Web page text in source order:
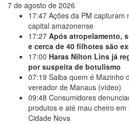
7 de agosto de 2026
17:47 Ações da PM capturam
capital amazonense
17:27 Após atropelamento,
e cerca de 40 filhotes são
17:00 Haras Nilton Lins já
por suspeita de botulismo
07:19 Saiba quem é Mazinho
vereador de Manaus (vídeo)
09:48 Consumidores
produtos e até mau cheiro
Cidade Nova